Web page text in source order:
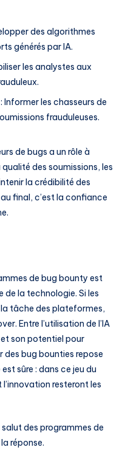
des algorithmes
générés par IA.
les analystes aux
: Informer les chasseurs de
frauduleuses.
de bugs a un rôle à
des soumissions, les
la crédibilité des
final, c’est la confiance
de bug bounty est
de la technologie. Si les
tâche des plateformes,
Entre l’utilisation de l’IA
son potentiel pour
bug bounties repose
sûre : dans ce jeu du
resteront les
des programmes de
réponse.